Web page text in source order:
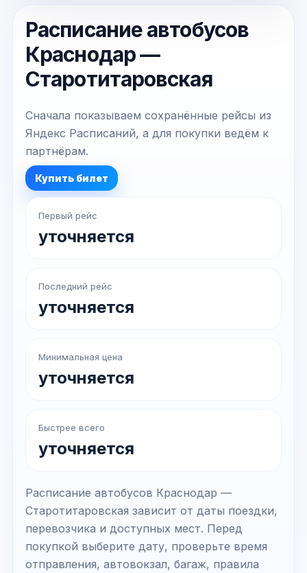
Расписание автобусов
Краснодар —
Старотитаровская
Сначала показываем сохранённые рейсы из
Яндекс Расписаний, а для покупки ведём к
партнёрам.
Купить билет
Первый рейс
уточняется
Последний рейс
уточняется
Минимальная цена
уточняется
Быстрее всего
уточняется
Расписание автобусов Краснодар —
Старотитаровская зависит от даты поездки,
перевозчика и доступных мест. Перед
покупкой выберите дату, проверьте время
отправления, автовокзал, багаж, правила